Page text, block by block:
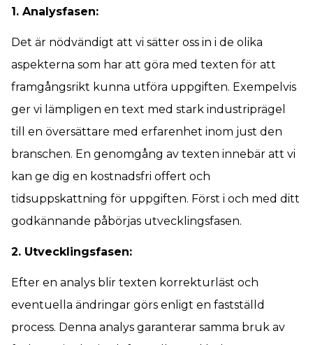
1. Analysfasen:
Det är nödvändigt att vi sätter oss in i de olika
aspekterna som har att göra med texten för att
framgångsrikt kunna utföra uppgiften. Exempelvis
ger vi lämpligen en text med stark industriprägel
till en översättare med erfarenhet inom just den
branschen. En genomgång av texten innebär att vi
kan ge dig en kostnadsfri offert och
tidsuppskattning för uppgiften. Först i och med ditt
godkännande påbörjas utvecklingsfasen.
2. Utvecklingsfasen:
Efter en analys blir texten korrekturläst och
eventuella ändringar görs enligt en fastställd
process. Denna analys garanterar samma bruk av